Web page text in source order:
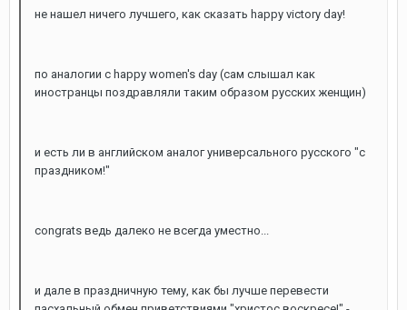
не нашел ничего лучшего, как сказать happy victory day!
по аналогии с happy women's day (сам слышал как
иностранцы поздравляли таким образом русских женщин)
и есть ли в английском аналог универсального русского "с
праздником!"
congrats ведь далеко не всегда уместно...
и дале в праздничную тему, как бы лучше перевести